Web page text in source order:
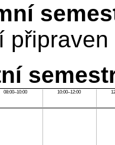
připraven
08:00–10:00 10:00–12:00